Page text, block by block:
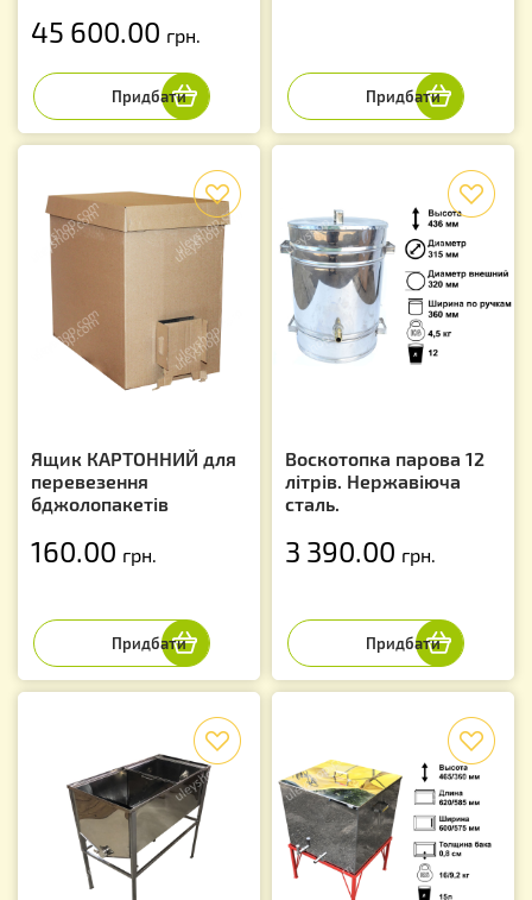
45 600.00 грн.
Ящик КАРТОННИЙ для
перевезення
бджолопакетів
160.00 грн.
Воскотопка парова 12
літрів. Нержавіюча
сталь.
3 390.00 грн.